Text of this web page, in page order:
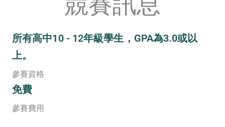
所有高中10 - 12年級學生，GPA為3.0或以
上。
參賽資格
免費
參賽費用